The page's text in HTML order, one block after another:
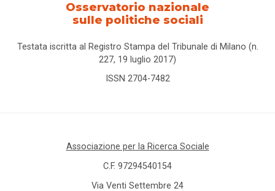
Osservatorio nazionale
sulle politiche sociali
Testata iscritta al Registro Stampa del Tribunale di Milano (n.
227, 19 luglio 2017)
ISSN 2704-7482
Associazione per la Ricerca Sociale
C.F. 97294540154
Via Venti Settembre 24